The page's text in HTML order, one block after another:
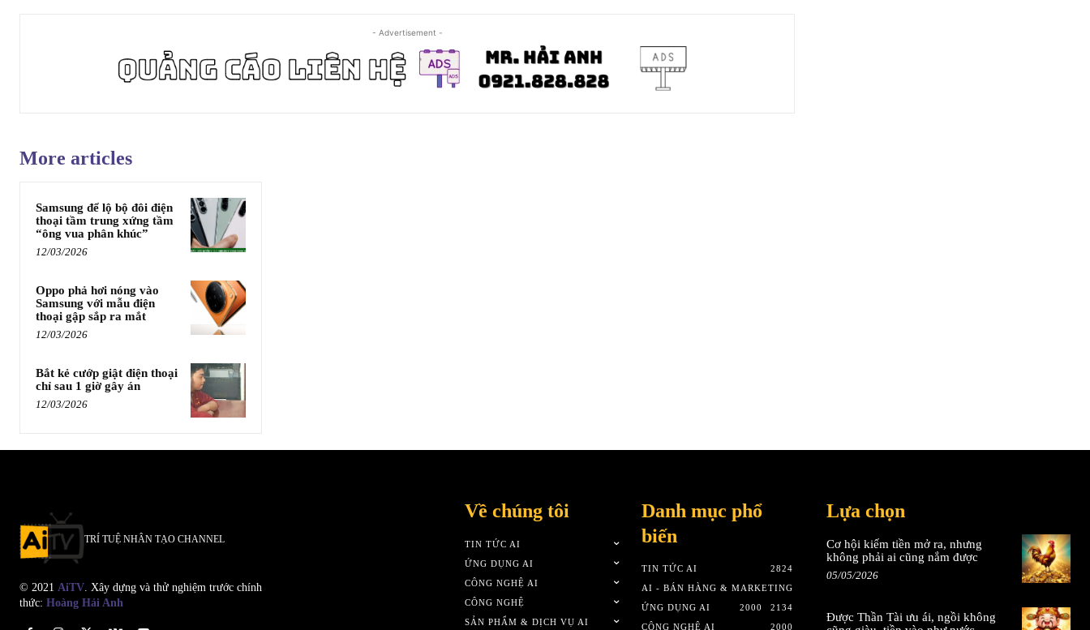
- Advertisement -
More articles
Samsung để lộ bộ đôi điện
thoại tầm trung xứng tầm
“ông vua phân khúc”
12/03/2026
Oppo phả hơi nóng vào
Samsung với mẫu điện
thoại gập sắp ra mắt
12/03/2026
Bắt kẻ cướp giật điện thoại
chỉ sau 1 giờ gây án
12/03/2026
TRÍ TUỆ NHÂN TẠO CHANNEL
© 2021 AiTV. Xây dựng và thử nghiệm trước chính
thức: Hoàng Hải Anh
Về chúng tôi
TIN TỨC AI
ỨNG DỤNG AI
CÔNG NGHỆ AI
CÔNG NGHỆ
SẢN PHẨM & DỊCH VỤ AI
Danh mục phổ
biến
TIN TỨC AI
2824
AI - BÁN HÀNG & MARKETING
2134
ỨNG DỤNG AI
2000
CÔNG NGHỆ AI
2000
Lựa chọn
Cơ hội kiếm tiền mở ra, nhưng
không phải ai cũng nắm được
05/05/2026
Được Thần Tài ưu ái, ngồi không